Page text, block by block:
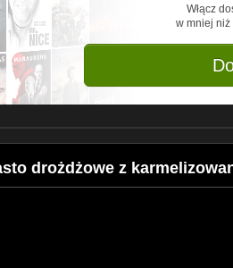
Włącz
w mniej niż
drożdżowe z